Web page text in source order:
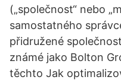
(„společnost“ nebo
samostatného
přidružené
známé jako Bolton
těchto Jak